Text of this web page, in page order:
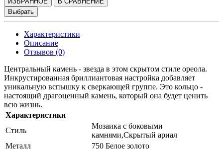
Выбрать
Характеристики
Описание
Отзывов (0)
Центральный камень - звезда в этом скрытом стиле ореола.
Инкрустированная бриллиантовая настройка добавляет
уникальную вспышку к сверкающей группе. Это кольцо -
настоящий драгоценный камень, который она будет ценить
всю жизнь.
Характеристики
Стиль
Мозаика с боковыми
камнями,Скрытый ариал
Металл
750 Белое золото